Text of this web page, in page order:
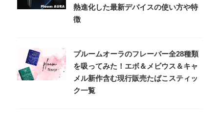
熱進化した最新デバイスの使い方や特
徴
プルームオーラのフレーバー全28種類
を吸ってみた！エボ＆メビウス＆キャ
メル新作含む現行販売たばこスティッ
ク一覧